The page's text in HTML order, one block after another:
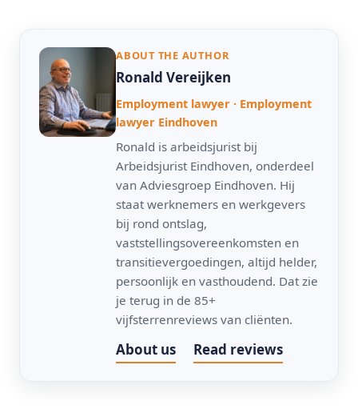
ABOUT THE AUTHOR
Ronald Vereijken
Employment lawyer · Employment
lawyer Eindhoven
Ronald is arbeidsjurist bij
Arbeidsjurist Eindhoven, onderdeel
van Adviesgroep Eindhoven. Hij
staat werknemers en werkgevers
bij rond ontslag,
vaststellingsovereenkomsten en
transitievergoedingen, altijd helder,
persoonlijk en vasthoudend. Dat zie
je terug in de 85+
vijfsterrenreviews van cliënten.
About us Read reviews